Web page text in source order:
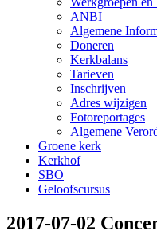
ANBI
Algemene
Doneren
Kerkbalans
Tarieven
Inschrijven
Adres wijzigen
Fotoreportages
Algemene
Groene kerk
Kerkhof
SBO
Geloofscursus
2017-07-02